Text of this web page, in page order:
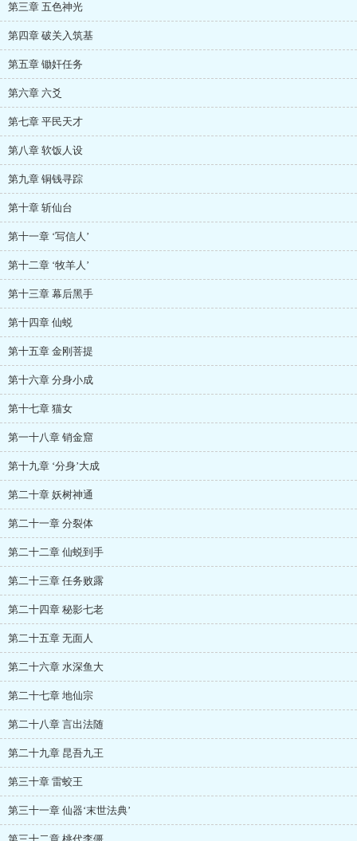
第三章 五色神光
第四章 破关入筑基
第五章 锄奸任务
第六章 六爻
第七章 平民天才
第八章 软饭人设
第九章 铜钱寻踪
第十章 斩仙台
第十一章 ‘写信人’
第十二章 ‘牧羊人’
第十三章 幕后黑手
第十四章 仙蜕
第十五章 金刚菩提
第十六章 分身小成
第十七章 猫女
第一十八章 销金窟
第十九章 ‘分身’大成
第二十章 妖树神通
第二十一章 分裂体
第二十二章 仙蜕到手
第二十三章 任务败露
第二十四章 秘影七老
第二十五章 无面人
第二十六章 水深鱼大
第二十七章 地仙宗
第二十八章 言出法随
第二十九章 昆吾九王
第三十章 雷蛟王
第三十一章 仙器‘末世法典’